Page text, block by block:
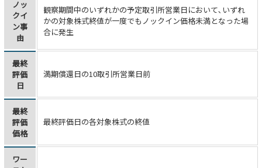
ノッ
クイ
ン事
由
観察期間中のいずれかの予定取引所営業日において､いずれ
かの対象株式終値が一度でもノックイン価格未満となった場
合に発生
最終
評価
日
満期償還日の10取引所営業日前
最終
評価
価格
最終評価日の各対象株式の終値
ワー